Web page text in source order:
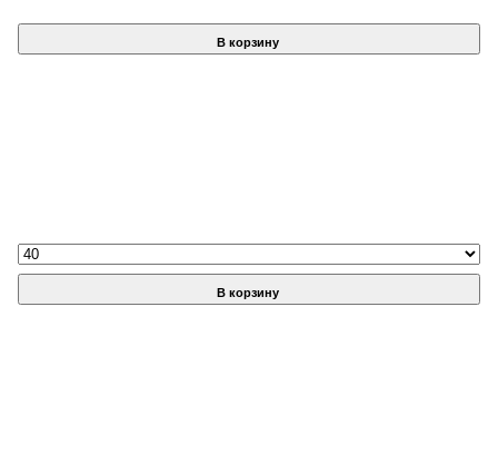
В корзину
В корзину